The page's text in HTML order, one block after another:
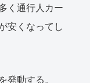
く通行人カー
安くなってし
動する。